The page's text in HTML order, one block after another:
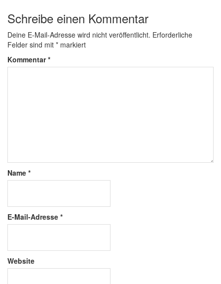
Schreibe einen Kommentar
Deine E-Mail-Adresse wird nicht veröffentlicht. Erforderliche
Felder sind mit * markiert
Kommentar*
Name *
E-Mail-Adresse *
Website